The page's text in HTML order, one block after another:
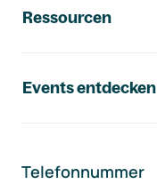
Ressourcen
Events entdecken
Telefonnummer